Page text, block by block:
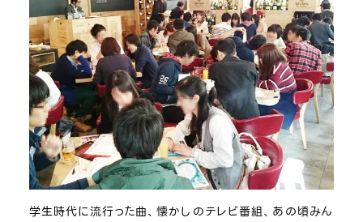
学生時代に流行った曲、懐かしのテレビ番組、あの頃みん